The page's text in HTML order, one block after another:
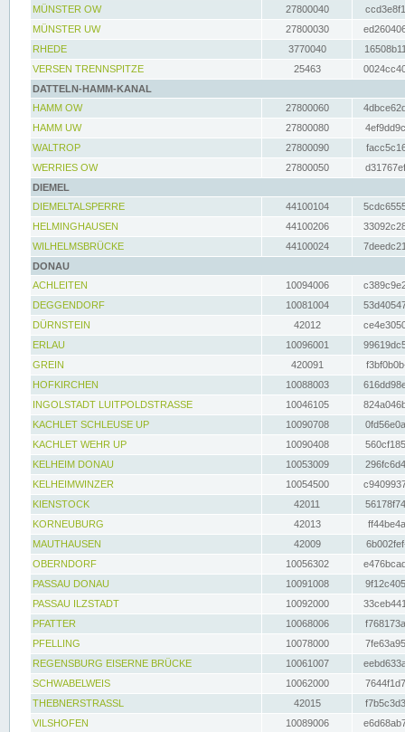
MÜNSTER OW
27800040
MÜNSTER UW
27800030
RHEDE
3770040
VERSEN TRENNSPITZE
25463
DATTELN-HAMM-KANAL
HAMM OW
27800060
HAMM UW
27800080
WALTROP
27800090
WERRIES OW
27800050
DIEMEL
DIEMELTALSPERRE
44100104
HELMINGHAUSEN
44100206
WILHELMSBRÜCKE
44100024
DONAU
ACHLEITEN
10094006
DEGGENDORF
10081004
DÜRNSTEIN
42012
ERLAU
10096001
GREIN
420091
HOFKIRCHEN
10088003
INGOLSTADT LUITPOLDSTRASSE
10046105
KACHLET SCHLEUSE UP
10090708
KACHLET WEHR UP
10090408
KELHEIM DONAU
10053009
KELHEIMWINZER
10054500
KIENSTOCK
42011
KORNEUBURG
42013
MAUTHAUSEN
42009
OBERNDORF
10056302
PASSAU DONAU
10091008
PASSAU ILZSTADT
10092000
PFATTER
10068006
PFELLING
10078000
REGENSBURG EISERNE BRÜCKE
10061007
SCHWABELWEIS
10062000
THEBNERSTRASSL
42015
VILSHOFEN
10089006